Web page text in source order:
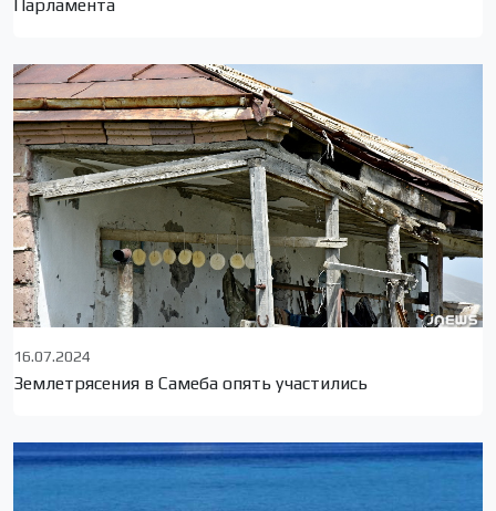
Парламента
16.07.2024
Землетрясения в Самеба опять участились